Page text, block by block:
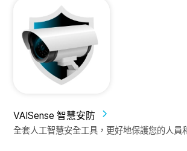
VAISense 智慧安防
全套人工智慧安全工具，更好地保護您的人員